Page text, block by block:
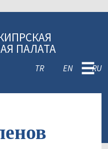
ПАЛАТА
TR EN RU
☰